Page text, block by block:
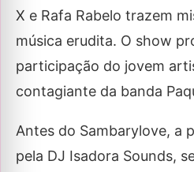
X e Rafa Rabelo trazem
música erudita. O show
participação do jovem
contagiante da banda
Antes do Sambarylove, a
pela DJ Isadora Sounds,